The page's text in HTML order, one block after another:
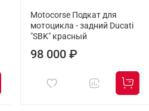
Motocorse Подкат для
мотоцикла - задний Ducati
"SBK" красный
98 000 ₽